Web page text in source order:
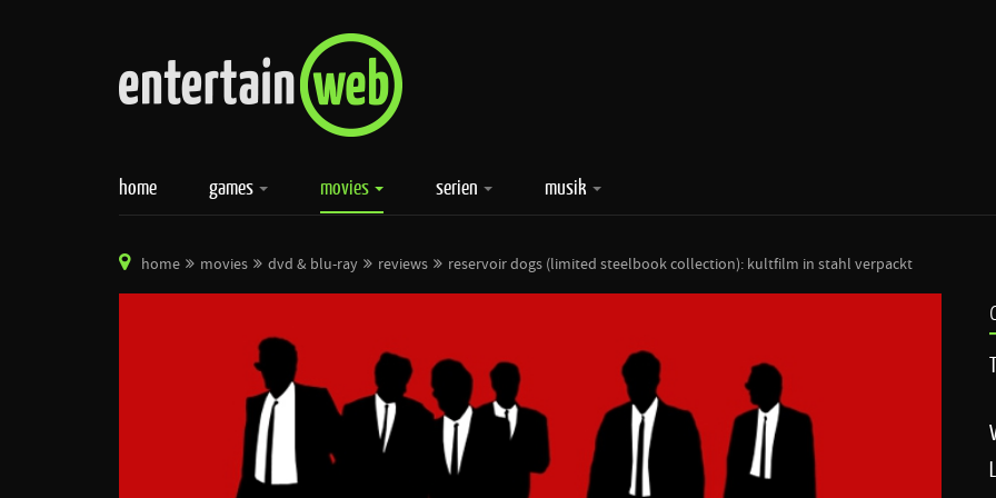
home games movies serien musik
home movies dvd & blu-ray reviews reservoir dogs (limited steelbook collection): kultfilm in stahl verpackt